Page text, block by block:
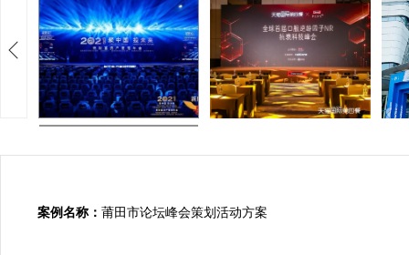
案例名称： 莆田市论坛峰会策划活动方案